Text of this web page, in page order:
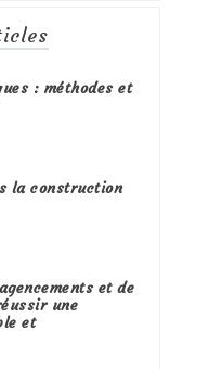
: méthodes et
la construction
et de
une
et